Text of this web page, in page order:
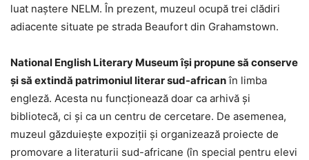
luat naştere NELM. În prezent, muzeul ocupă trei clădiri
adiacente situate pe strada Beaufort din Grahamstown.
National English Literary Museum îşi propune să conserve
şi să extindă patrimoniul literar sud-africanîn limba
engleză. Acesta nu funcţionează doar ca arhivă şi
bibliotecă, ci şi ca un centru de cercetare. De asemenea,
muzeul găzduieşte expoziţii şi organizează proiecte de
promovare a literaturii sud-africane (în special pentru elevi